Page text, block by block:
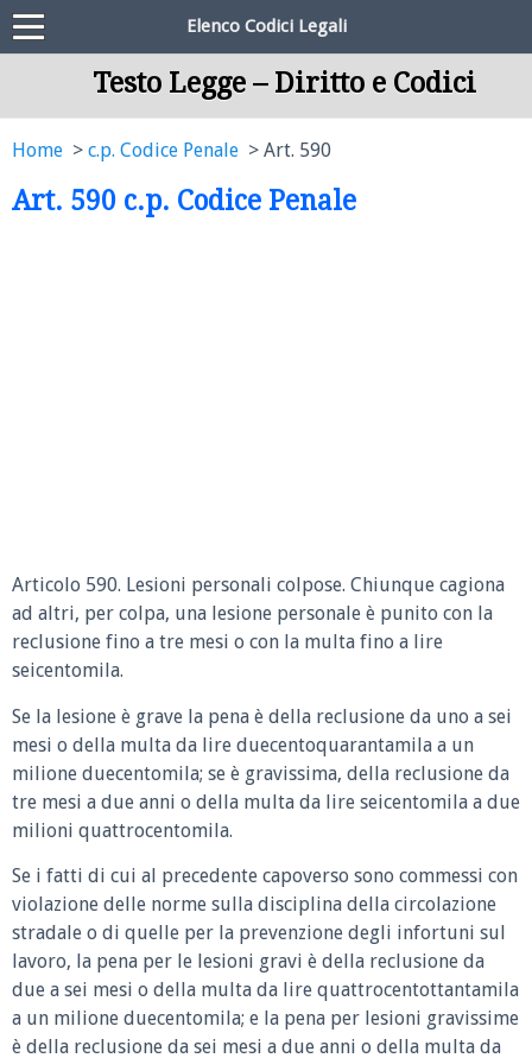
Elenco Codici Legali
Testo Legge – Diritto e Codici
Home c.p. Codice Penale Art. 590
Art. 590 c.p. Codice Penale
Articolo 590. Lesioni personali colpose. Chiunque cagiona
ad altri, per colpa, una lesione personale è punito con la
reclusione fino a tre mesi o con la multa fino a lire
seicentomila.
Se la lesione è grave la pena è della reclusione da uno a sei
mesi o della multa da lire duecentoquarantamila a un
milione duecentomila; se è gravissima, della reclusione da
tre mesi a due anni o della multa da lire seicentomila a due
milioni quattrocentomila.
Se i fatti di cui al precedente capoverso sono commessi con
violazione delle norme sulla disciplina della circolazione
stradale o di quelle per la prevenzione degli infortuni sul
lavoro, la pena per le lesioni gravi è della reclusione da
due a sei mesi o della multa da lire quattrocentottantamila
a un milione duecentomila; e la pena per lesioni gravissime
è della reclusione da sei mesi a due anni o della multa da